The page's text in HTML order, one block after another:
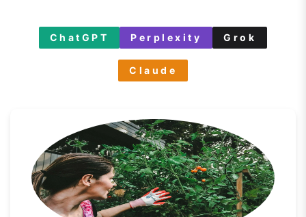
ChatGPT Perplexity Grok
Claude